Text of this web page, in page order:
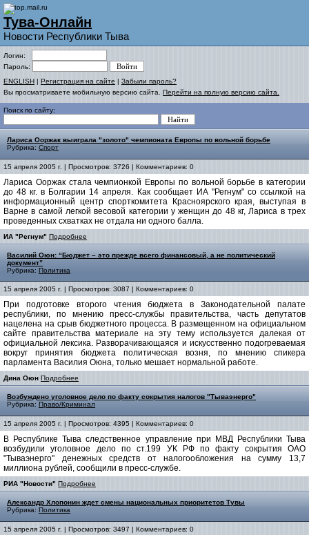
Тува-Онлайн
Новости Республики Тыва
Логин:
Пароль:
ENGLISH | Регистрация на сайте | Забыли пароль?
Вы просматриваете мобильную версию сайта. Перейти на полную версию сайта.
Поиск по сайту:
Лариса Ооржак выиграла "золото" чемпионата Европы по вольной борьбе
Рубрика: Спорт
15 апреля 2005 г. | Просмотров: 3726 | Комментариев: 0
Лариса Ооржак стала чемпионкой Европы по вольной борьбе в категории
до 48 кг. в Болгарии 14 апреля. Как сообщает ИА "Регнум" со ссылкой на
информационный центр спорткомитета Красноярского края, выступая в
Варне в самой легкой весовой категории у женщин до 48 кг, Лариса в трех
проведенных схватках не отдала ни одного балла.
ИА "Регнум" Подробнее
Василий Оюн: “Бюджет – это прежде всего финансовый, а не политический
документ”
Рубрика: Политика
15 апреля 2005 г. | Просмотров: 3087 | Комментариев: 0
При подготовке второго чтения бюджета в Законодательной палате
республики, по мнению пресс-службы правительства, часть депутатов
нацелена на срыв бюджетного процесса. В размещенном на официальном
сайте правительства материале на эту тему используется далекая от
официальной лексика. Разворачивающаяся и искусственно подогреваемая
вокруг принятия бюджета политическая возня, по мнению спикера
парламента Василия Оюна, только мешает нормальной работе.
Дина Оюн Подробнее
Возбуждено уголовное дело по факту сокрытия налогов "Тываэнерго"
Рубрика: Право/Криминал
15 апреля 2005 г. | Просмотров: 4395 | Комментариев: 0
В Республике Тыва следственное управление при МВД Республики Тыва
возбудили уголовное дело по ст.199 УК РФ по факту сокрытия OАО
"Тываэнерго" денежных средств от налогообложения на сумму 13,7
миллиона рублей, сообщили в пресс-службе.
РИА "Новости" Подробнее
Александр Хлопонин ждет смены национальных приоритетов Тувы
Рубрика: Политика
15 апреля 2005 г. | Просмотров: 3497 | Комментариев: 0